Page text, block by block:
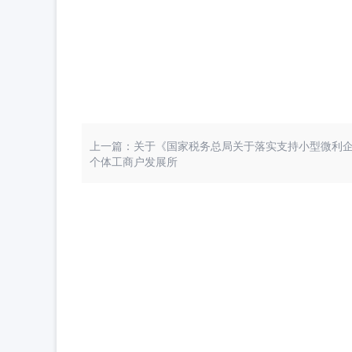
上一篇：关于《国家税务总局关于落实支持小型微利
个体工商户发展所